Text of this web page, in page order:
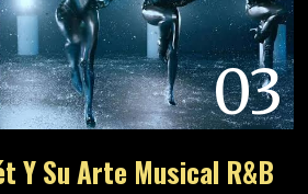
03
Y Su Arte Musical R&B